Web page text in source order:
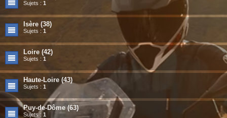
Sujets : 1
Isère (38)
Sujets : 1
Loire (42)
Sujets : 1
Haute-Loire (43)
Sujets : 1
Puy-de-Dôme (63)
Sujets : 1